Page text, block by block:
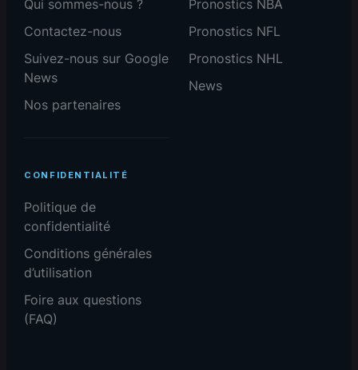
Qui sommes-nous ?
Contactez-nous
Suivez-nous sur Google
News
Nos partenaires
Pronostics NBA
Pronostics NFL
Pronostics NHL
News
CONFIDENTIALITÉ
Politique de
confidentialité
Conditions générales
d’utilisation
Foire aux questions
(FAQ)